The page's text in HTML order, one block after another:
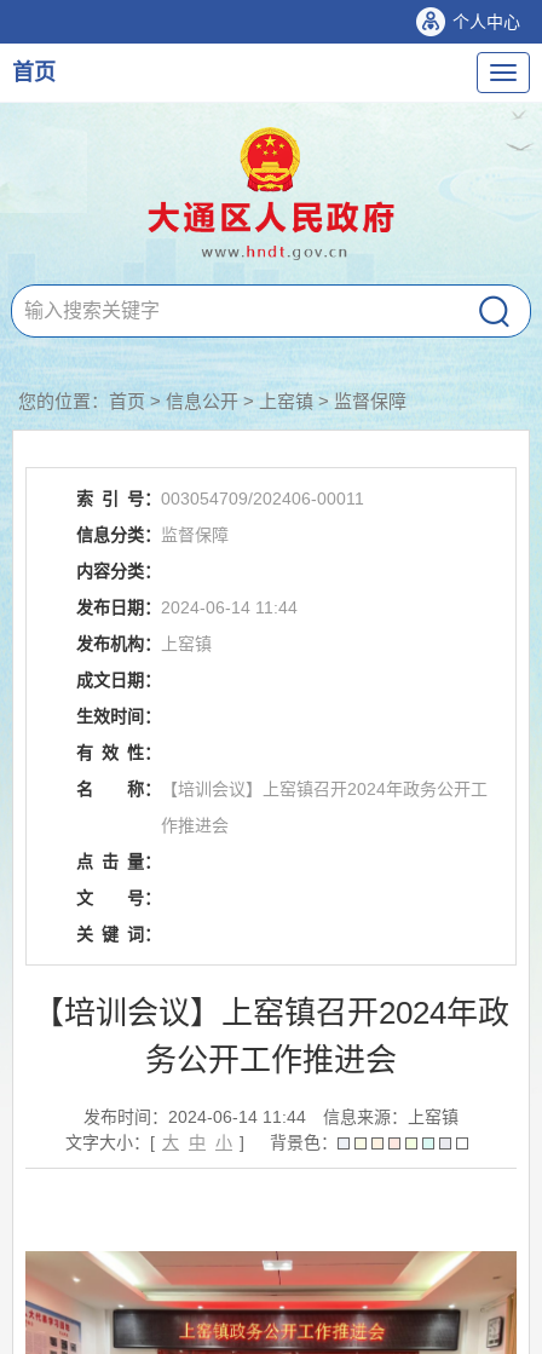
个人中心
导
航
首页
您的位置： 首页>信息公开> 上窑镇> 监督保障
索 引 号： 003054709/202406-00011
信息分类： 监督保障
内容分类：
发布日期： 2024-06-14 11:44
发布机构：
上窑镇
成文日期：
生效时间：
有 效 性：
名
称：
【培训会议】上窑镇召开2024年政务公开工
作推进会
点 击 量：
文
号：
关 键 词：
【培训会议】上窑镇召开2024年政
务公开工作推进会
发布时间：2024-06-14 11:44
信息来源：上窑镇
文字大小：[ 大 中 小 ] 背景色：